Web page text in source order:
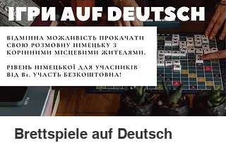
Brettspiele auf Deutsch